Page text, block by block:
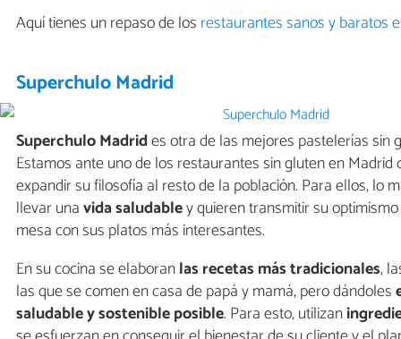
Aquí tienes un repaso de los restaurantes sanos y baratos
Superchulo Madrid
Superchulo Madrides otra de las mejores pastelerías sin
Estamos ante uno de los restaurantes sin gluten en Madrid
expandir su filosofía al resto de la población. Para ellos, lo
llevar unavida saludabley quieren transmitir su
mesa con sus platos más interesantes.
En su cocina se elaboranlas recetas más tradicionales,
las que se comen en casa de papá y mamá, pero dándoles
saludable y sostenible posible. Para esto, utilizan